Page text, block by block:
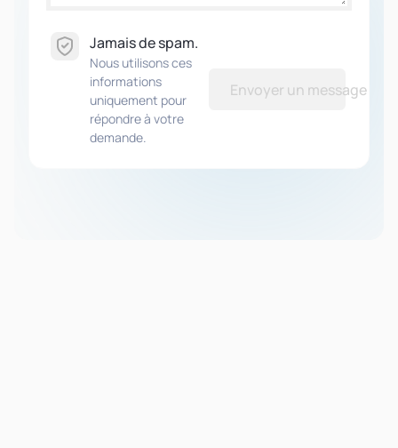
Jamais de spam.
Nous utilisons ces
informations
uniquement pour
répondre à votre
demande.
Envoyer un message